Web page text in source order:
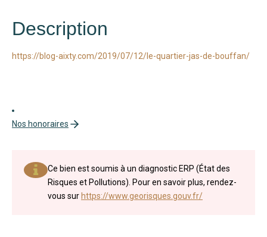
Description
https://blog-aixty.com/2019/07/12/le-quartier-jas-de-bouffan/
Nos honoraires
Ce bien est soumis à un diagnostic ERP (État des
Risques et Pollutions). Pour en savoir plus, rendez-
vous surhttps://www.georisques.gouv.fr/